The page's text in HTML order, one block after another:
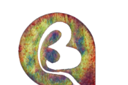
content